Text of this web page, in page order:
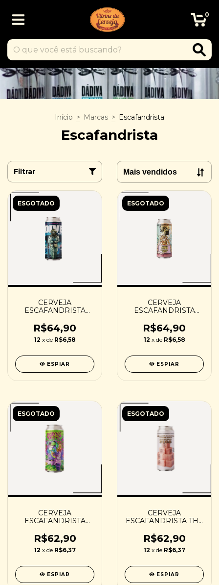
0
Início > Marcas > Escafandrista
Escafandrista
Filtrar
ESGOTADO
CERVEJA
ESCAFANDRISTA
473ML
R$64,90
12 x de R$6,58
ESPIAR
ESGOTADO
CERVEJA
ESCAFANDRISTA
R$64,90
12 x de R$6,58
ESPIAR
ESGOTADO
CERVEJA
ESCAFANDRISTA
473ML
R$62,90
12 x de R$6,37
ESPIAR
ESGOTADO
CERVEJA
ESCAFANDRISTA THE
PIGS - 473ML
R$62,90
12 x de R$6,37
ESPIAR